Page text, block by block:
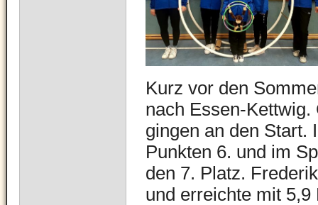
Kurz vor den
nach Essen-
gingen an den Start.
Punkten 6. und im
den 7. Platz.
und erreichte mit